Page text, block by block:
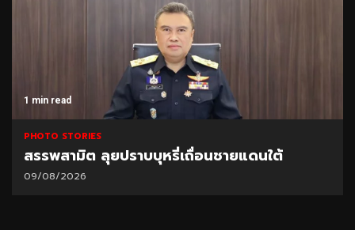
รี่เถื่อนชายแดนใต้
1 min read
TOA เดินหน้า